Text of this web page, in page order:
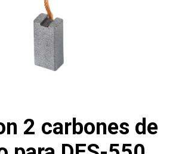
2 carbones de